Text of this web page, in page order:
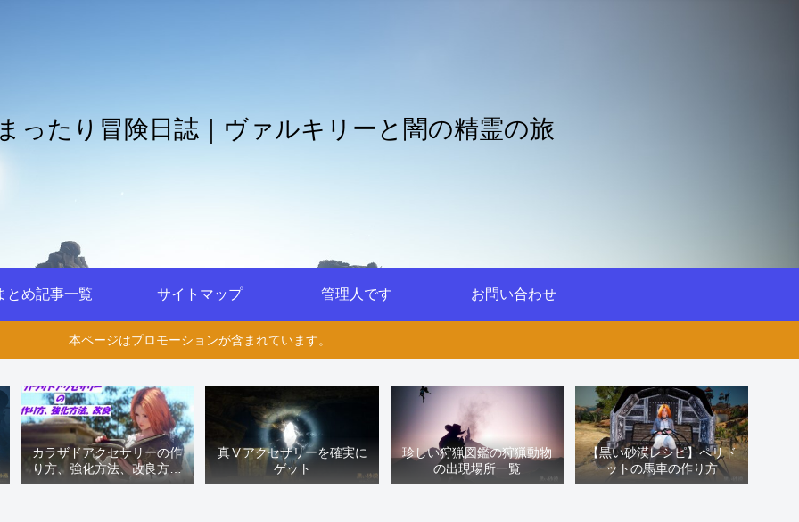
ったり冒険日誌｜ヴァルキリーと闇の精霊の旅
とめ記事一覧 サイトマップ 管理人です お問い合わせ
本ページはプロモーションが含まれています。
カラザドアクセサリーの作
り方、強化方法、改良方法
などまとめ【黒い砂漠冒険
真Ⅴアクセサリーを確実に
ゲット
珍しい狩猟図鑑の狩猟動物
の出現場所一覧
【黒い砂漠レシピ】ペリド
ットの馬車の作り方